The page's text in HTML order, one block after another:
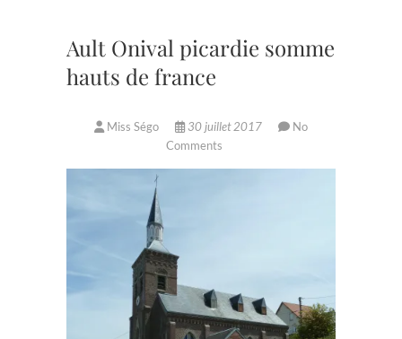
Ault Onival picardie somme
hauts de france
Miss Ségo 30 juillet 2017
No
Comments